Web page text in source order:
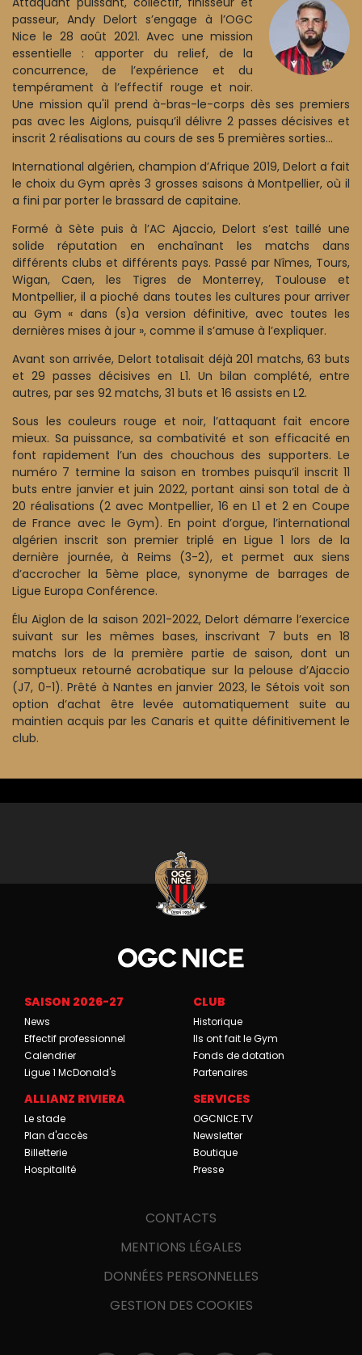
passeur, Andy Delort s’engage à l’OGC
Nice le 28 août 2021. Avec une mission
essentielle : apporter du relief, de la
concurrence, de l’expérience et du
tempérament à l’effectif rouge et noir.
Une mission qu'il prend à-bras-le-corps dès ses premiers
pas avec les Aiglons, puisqu’il délivre 2 passes décisives et
inscrit 2 réalisations au cours de ses 5 premières sorties…
International algérien, champion d’Afrique 2019, Delort a fait
le choix du Gym après 3 grosses saisons à Montpellier, où il
a fini par porter le brassard de capitaine.
Formé à Sète puis à l’AC Ajaccio, Delort s’est taillé une
solide réputation en enchaînant les matchs dans
différents clubs et différents pays. Passé par Nîmes, Tours,
Wigan, Caen, les Tigres de Monterrey, Toulouse et
Montpellier, il a pioché dans toutes les cultures pour arriver
au Gym « dans (s)a version définitive, avec toutes les
dernières mises à jour », comme il s’amuse à l’expliquer.
Avant son arrivée, Delort totalisait déjà 201 matchs, 63 buts
et 29 passes décisives en L1. Un bilan complété, entre
autres, par ses 92 matchs, 31 buts et 16 assists en L2.
Sous les couleurs rouge et noir, l’attaquant fait encore
mieux. Sa puissance, sa combativité et son efficacité en
font rapidement l’un des chouchous des supporters. Le
numéro 7 termine la saison en trombes puisqu’il inscrit 11
buts entre janvier et juin 2022, portant ainsi son total de à
20 réalisations (2 avec Montpellier, 16 en L1 et 2 en Coupe
de France avec le Gym). En point d’orgue, l’international
algérien inscrit son premier triplé en Ligue 1 lors de la
dernière journée, à Reims (3-2), et permet aux siens
d’accrocher la 5ème place, synonyme de barrages de
Ligue Europa Conférence.
Élu Aiglon de la saison 2021-2022, Delort démarre l’exercice
suivant sur les mêmes bases, inscrivant 7 buts en 18
matchs lors de la première partie de saison, dont un
somptueux retourné acrobatique sur la pelouse d’Ajaccio
(J7, 0-1). Prêté à Nantes en janvier 2023, le Sétois voit son
option d’achat être levée automatiquement suite au
maintien acquis par les Canaris et quitte définitivement le
club.
SAISON 2026-27
News
Effectif professionnel
Calendrier
Ligue 1 McDonald's
CLUB
Historique
Ils ont fait le Gym
Fonds de dotation
Partenaires
ALLIANZ RIVIERA
Le stade
Plan d'accès
Billetterie
Hospitalité
SERVICES
OGCNICE.TV
Newsletter
Boutique
Presse
CONTACTS
MENTIONS LÉGALES
DONNÉES PERSONNELLES
GESTION DES COOKIES